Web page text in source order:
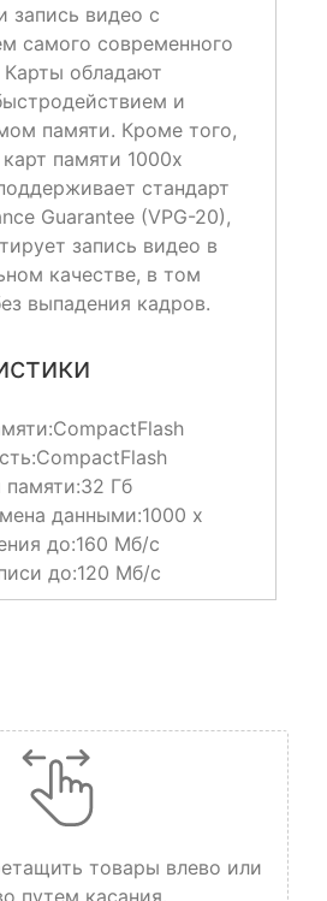
запись видео с
самого современного
Карты обладают
и
памяти. Кроме того,
памяти 1000x
стандарт
Guarantee (VPG-20),
запись видео в
качестве, в том
выпадения кадров.
CompactFlash
CompactFlash
32 Гб
данными:1000 x
до:160 Мб/с
до:120 Мб/с
товары влево или